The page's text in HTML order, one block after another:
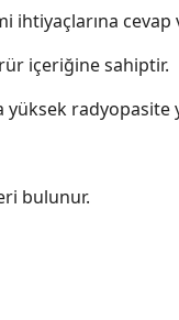
ihtiyaçlarına cevap
içeriğine sahiptir.
yüksek radyopasite
bulunur.